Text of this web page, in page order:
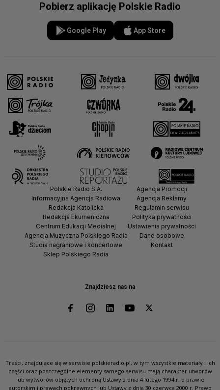
Pobierz aplikację Polskie Radio
Google Play App Store
Znajdziesz nas na
Polskie Radio S.A.
Informacyjna Agencja Radiowa
Redakcja Katolicka
Redakcja Ekumeniczna
Centrum Edukacji Medialnej
Agencja Muzyczna Polskiego Radia
Studia nagraniowe i koncertowe
Sklep Polskiego Radia
Agencja Promocji
Agencja Reklamy
Regulamin serwisu
Polityka prywatności
Ustawienia prywatności
Dane osobowe
Kontakt
Treści, znajdujące się w serwisie polskieradio.pl, w tym wszystkie materiały i ich
części oraz poszczególne elementy samego serwisu mają charakter utworów
lub wytworów objętych ochroną Ustawy z dnia 4 lutego 1994 r. o prawie
autorskim i prawach pokrewnych lub Ustawy z dnia 30 czerwca 2000 r. Prawo